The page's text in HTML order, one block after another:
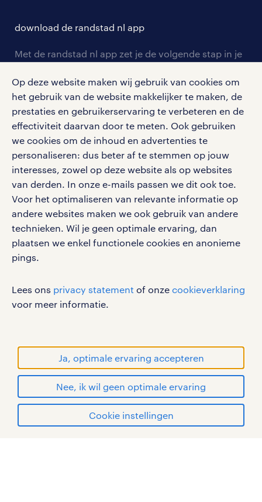
Op deze website maken wij gebruik van cookies om
het gebruik van de website makkelijker te maken, de
prestaties en gebruikerservaring te verbeteren en de
effectiviteit daarvan door te meten. Ook gebruiken
we cookies om de inhoud en advertenties te
personaliseren: dus beter af te stemmen op jouw
interesses, zowel op deze website als op websites
van derden. In onze e-mails passen we dit ook toe.
Voor het optimaliseren van relevante informatie op
andere websites maken we ook gebruik van andere
technieken. Wil je geen optimale ervaring, dan
plaatsen we enkel functionele cookies en anonieme
pings.
Lees ons privacy statement of onze cookieverklaring
voor meer informatie.
Ja, optimale ervaring accepteren
Nee, ik wil geen optimale ervaring
Cookie instellingen
solliciteren
tarieven
personeel gezocht
aanmelden nieuwsbrief
solliciteren
salarischecker
bruto-netto calculator
onze vestigingen
pers
klachten en misstanden
download de randstad nl app
Met de randstad nl app zet je de volgende stap in je
en ontvang berichten van je intercedent.
Eenvoudig, snel en overal.
apple app store
google play store
social media
Volg ons voor de leukste content omtrent
vacatures, solliciteren en inspiratie.
werken bij randstad
disclaimer
RANDSTAD, HUMAN FORWARD en SHAPING THE